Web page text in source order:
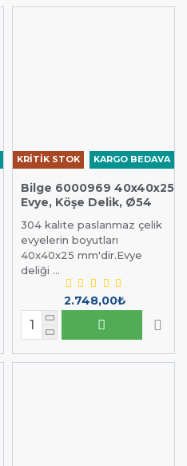
KARGO BEDAVA
KRİTİK STOK
Bilge 6000969 40x40x25
Evye, Köşe Delik, Ø54
304 kalite paslanmaz çelik
evyelerin boyutları
40x40x25 mm'dir.Evye
deliği ...
2.748,00₺